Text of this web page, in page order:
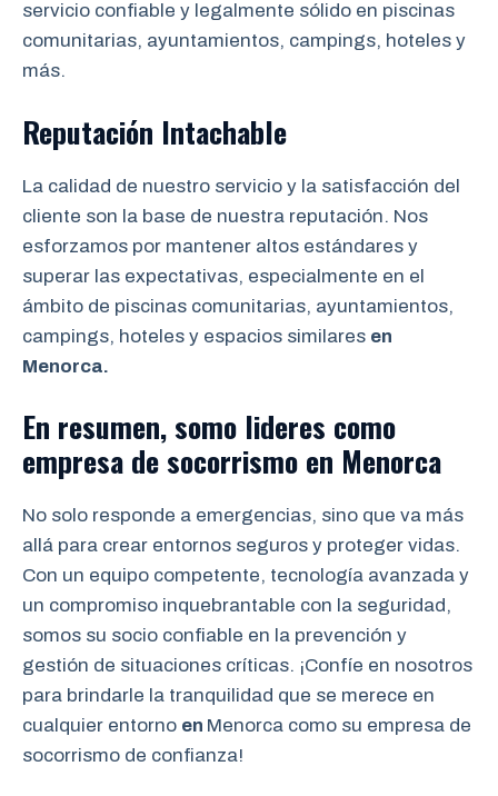
servicio confiable y legalmente sólido en piscinas
comunitarias, ayuntamientos, campings, hoteles y
más.
Reputación Intachable
La calidad de nuestro servicio y la satisfacción del
cliente son la base de nuestra reputación. Nos
esforzamos por mantener altos estándares y
superar las expectativas, especialmente en el
ámbito de piscinas comunitarias, ayuntamientos,
campings, hoteles y espacios similares en
Menorca.
En resumen, somo lideres como
empresa de socorrismo en Menorca
No solo responde a emergencias, sino que va más
allá para crear entornos seguros y proteger vidas.
Con un equipo competente, tecnología avanzada y
un compromiso inquebrantable con la seguridad,
somos su socio confiable en la prevención y
gestión de situaciones críticas. ¡Confíe en nosotros
para brindarle la tranquilidad que se merece en
cualquier entorno en Menorca como su empresa de
socorrismo de confianza!